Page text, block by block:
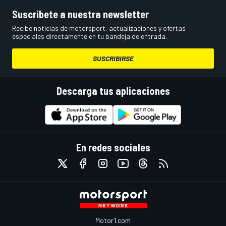
Suscríbete a nuestra newsletter
Recibe noticias de motorsport, actualizaciones y ofertas
especiales directamente en tu bandeja de entrada.
SUSCRIBIRSE
Descarga tus aplicaciones
En redes sociales
Motor1.com